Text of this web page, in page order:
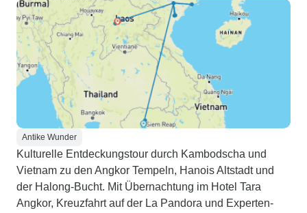
Antike Wunder
Kulturelle Entdeckungstour durch Kambodscha und
Vietnam zu den Angkor Tempeln, Hanois Altstadt und
der Halong-Bucht. Mit Übernachtung im Hotel Tara
Angkor, Kreuzfahrt auf der La Pandora und Experten-